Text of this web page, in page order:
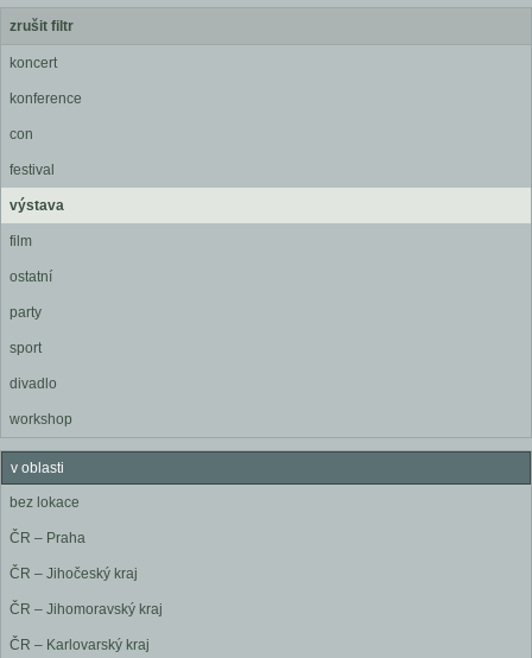
zrušit filtr
koncert
konference
con
festival
výstava
film
ostatní
party
sport
divadlo
workshop
v oblasti
bez lokace
ČR – Praha
ČR – Jihočeský kraj
ČR – Jihomoravský kraj
ČR – Karlovarský kraj